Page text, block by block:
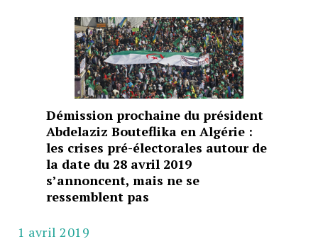
Démission prochaine du président
Abdelaziz Bouteflika en Algérie :
les crises pré-électorales autour de
la date du 28 avril 2019
s’annoncent, mais ne se
ressemblent pas
1 avril 2019